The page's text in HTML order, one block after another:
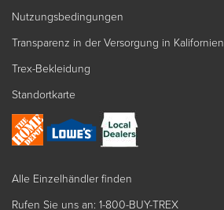
Nutzungsbedingungen
Transparenz in der Versorgung in Kalifornien
Trex-Bekleidung
Standortkarte
Alle Einzelhändler finden
Rufen Sie uns an: 1-800-BUY-TREX